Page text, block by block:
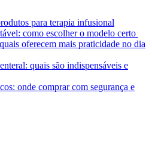
para terapia infusional
como escolher o modelo certo
oferecem mais praticidade no dia
quais são indispensáveis e
onde comprar com segurança e